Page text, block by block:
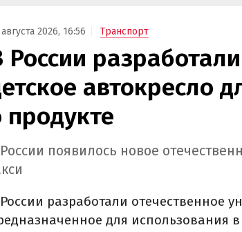
2026, 16:56 Транспорт
России
автокресло
продукте
появилось новое
разработали отечественное
для использования в